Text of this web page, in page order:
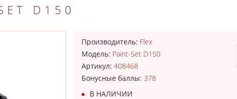
D150
Производитель: Flex
Модель: Paint-Set D150
Артикул: 408468
Бонусные баллы: 378
В НАЛИЧИИ